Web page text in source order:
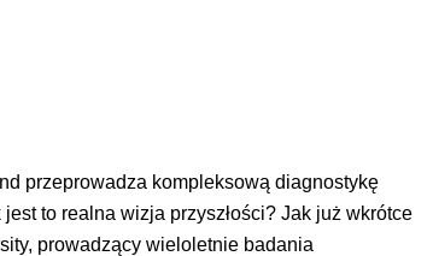
przeprowadza kompleksową diagnostykę
to realna wizja przyszłości? Jak już wkrótce
prowadzący wieloletnie badania